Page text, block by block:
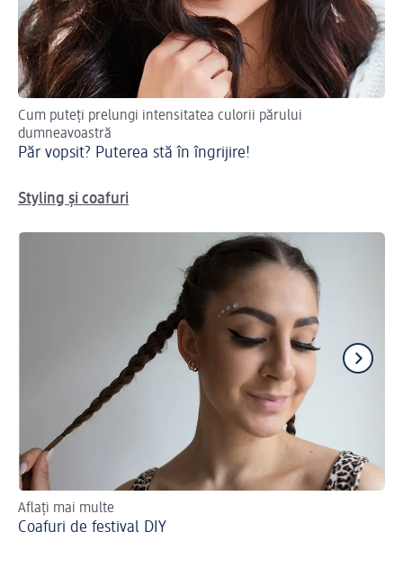
Cum puteți prelungi intensitatea culorii părului
dumneavoastră
Păr vopsit? Puterea stă în îngrijire!
Styling și coafuri
Aflați mai multe
Coafuri de festival DIY